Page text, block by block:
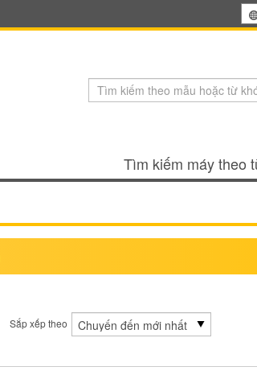
Tìm kiếm máy theo
Sắp xếp theo